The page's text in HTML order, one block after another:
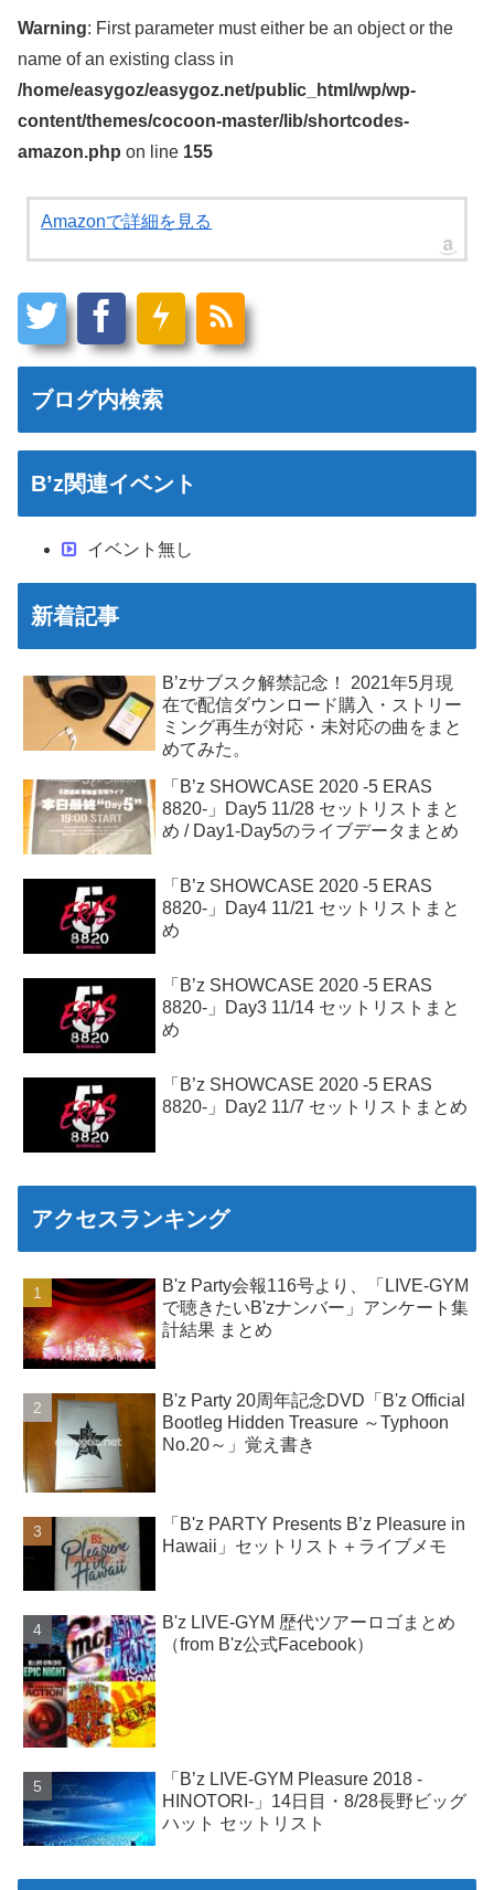
Warning: First parameter must either be an object or the
name of an existing class in
/home/easygoz/easygoz.net/public_html/wp/wp-
content/themes/cocoon-master/lib/shortcodes-
amazon.php on line 155
Amazonで詳細を見る
ブログ内検索
B’z関連イベント
イベント無し
新着記事
B’zサブスク解禁記念！ 2021年5月現
在で配信ダウンロード購入・ストリー
ミング再生が対応・未対応の曲をまと
めてみた。
「B’z SHOWCASE 2020 -5 ERAS
8820-」Day5 11/28 セットリストまと
め / Day1-Day5のライブデータまとめ
「B’z SHOWCASE 2020 -5 ERAS
8820-」Day4 11/21 セットリストまと
め
「B’z SHOWCASE 2020 -5 ERAS
8820-」Day3 11/14 セットリストまと
め
「B’z SHOWCASE 2020 -5 ERAS
8820-」Day2 11/7 セットリストまとめ
アクセスランキング
B'z Party会報116号より、「LIVE-GYM
で聴きたいB'zナンバー」アンケート集
計結果 まとめ
B'z Party 20周年記念DVD「B'z Official
Bootleg Hidden Treasure ～Typhoon
No.20～」覚え書き
「B'z PARTY Presents B’z Pleasure in
Hawaii」セットリスト＋ライブメモ
B'z LIVE-GYM 歴代ツアーロゴまとめ
（from B'z公式Facebook）
「B’z LIVE-GYM Pleasure 2018 -
HINOTORI-」14日目・8/28長野ビッグ
ハット セットリスト